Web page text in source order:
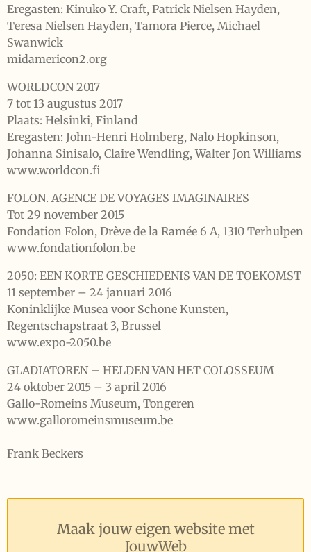
Eregasten: Kinuko Y. Craft, Patrick Nielsen Hayden,
Teresa Nielsen Hayden, Tamora Pierce, Michael
Swanwick
midamericon2.org
WORLDCON 2017
7 tot 13 augustus 2017
Plaats: Helsinki, Finland
Eregasten: John-Henri Holmberg, Nalo Hopkinson,
Johanna Sinisalo, Claire Wendling, Walter Jon Williams
www.worldcon.fi
FOLON. AGENCE DE VOYAGES IMAGINAIRES
Tot 29 november 2015
Fondation Folon, Drève de la Ramée 6 A, 1310 Terhulpen
www.fondationfolon.be
2050: EEN KORTE GESCHIEDENIS VAN DE TOEKOMST
11 september – 24 januari 2016
Koninklijke Musea voor Schone Kunsten,
Regentschapstraat 3, Brussel
www.expo-2050.be
GLADIATOREN – HELDEN VAN HET COLOSSEUM
24 oktober 2015 – 3 april 2016
Gallo-Romeins Museum, Tongeren
www.galloromeinsmuseum.be
Frank Beckers
Maak jouw eigen website met
JouwWeb